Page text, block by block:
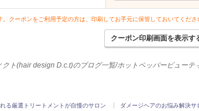
2019年12月分（28）
2019年11月分（19）
2019年10月分（24）
2019年9月分
2019年6月分
クーポンをご利用予定の方は、印刷してお手元に保管しておいてくださ
クーポン印刷画面を表示す
クト(hair design D.c.t)のブログ一覧/ホットペッパービューテ
る厳選トリートメントが自慢のサロン ダメージヘアのお悩み解決サ